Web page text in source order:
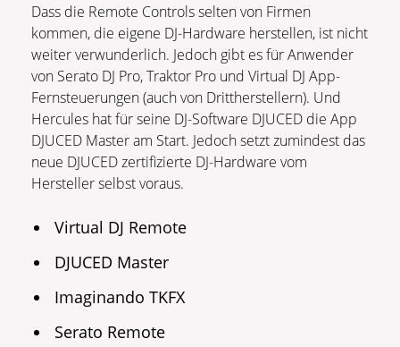
Dass die Remote Controls selten von Firmen
kommen, die eigene DJ-Hardware herstellen, ist nicht
weiter verwunderlich. Jedoch gibt es für Anwender
von Serato DJ Pro, Traktor Pro und Virtual DJ App-
Fernsteuerungen (auch von Drittherstellern). Und
Hercules hat für seine DJ-Software DJUCED die App
DJUCED Master am Start. Jedoch setzt zumindest das
neue DJUCED zertifizierte DJ-Hardware vom
Hersteller selbst voraus.
Virtual DJ Remote
DJUCED Master
Imaginando TKFX
Serato Remote